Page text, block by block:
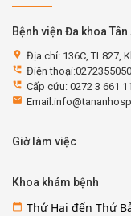
Bệnh viện Đa khoa Tân
location_on Địa chỉ: 136C, TL827,
perm_phone_msg Điện
perm_phone_msg Cấp cứu: 0272 3 661
email
Giờ làm việc
Khoa khám bệnh
calendar_today Thứ Hai đến Thứ